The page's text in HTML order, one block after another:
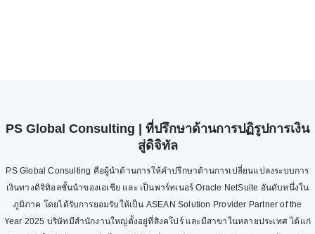
PS Global Consulting | ที่ปรึกษาด้านการปฏิรูปการเงิน
สู่ดิจิทัล
PS Global Consulting คือผู้นำด้านการให้คำปรึกษาด้านการเปลี่ยนแปลงระบบการ
เงินทางดิจิทิอลชั้นนำของเอเชีย และ เป็นพาร์ทเนอร์ Oracle NetSuite อันดับหนึ่งใน
ภูมิภาค โดยได้รับการยอมรับให้เป็น ASEAN Solution Provider Partner of the
Year 2025 บริษัทมีสำนักงานใหญ่ตั้งอยู่ที่สิงคโปร์ และมีสาขาในหลายประเทศ ได้แก่